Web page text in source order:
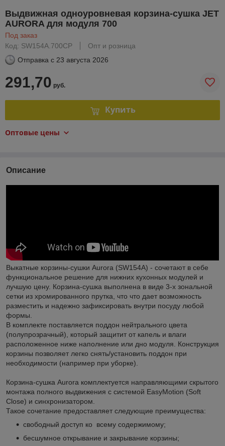
Выдвижная одноуровневая корзина-сушка JET
AURORA для модуля 700
Под заказ
Код: SW154A.700CP
Опт и розница
Отправка с 23 августа 2026
291,70 руб.
Купить
Оптовые цены
Описание
Выкатные корзины-сушки Aurora (SW154A) - сочетают в себе
функциональное решение для нижних кухонных модулей и
лучшую цену. Корзина-сушка выполнена в виде 3-х зональной
сетки из хромированного прутка, что что дает возможность
разместить и надежно зафиксировать внутри посуду любой
формы.
В комплекте поставляется поддон нейтрального цвета
(полупрозрачный), который защитит от капель и влаги
расположенное ниже наполнение или дно модуля. Конструкция
корзины позволяет легко снять/установить поддон при
необходимости (например при уборке).
Корзина-сушка Aurora комплектуется направляющими скрытого
монтажа полного выдвижения с системой EasyMotion (Soft
Close) и синхронизатором.
Такое сочетание предоставляет следующие преимущества:
свободный доступ ко всему содержимому;
бесшумное открывание и закрывание корзины;